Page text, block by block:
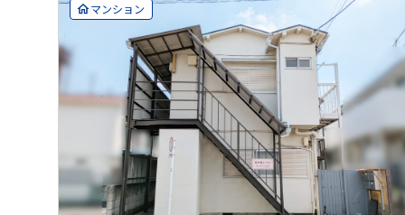
マンション